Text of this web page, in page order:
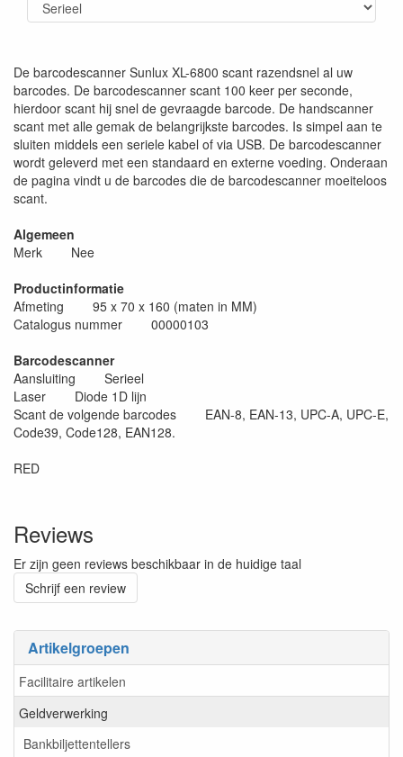
Artikelgroepen
Facilitaire artikelen
Geldverwerking
Bankbiljettentellers
De barcodescanner Sunlux XL-6800 scant razendsnel al uw
barcodes. De barcodescanner scant 100 keer per seconde,
hierdoor scant hij snel de gevraagde barcode. De handscanner
scant met alle gemak de belangrijkste barcodes. Is simpel aan te
sluiten middels een seriele kabel of via USB. De barcodescanner
wordt geleverd met een standaard en externe voeding. Onderaan
de pagina vindt u de barcodes die de barcodescanner moeiteloos
scant.
Algemeen
Merk Nee
Productinformatie
Afmeting 95 x 70 x 160 (maten in MM)
Catalogus nummer 00000103
Barcodescanner
Aansluiting Serieel
Laser Diode 1D lijn
Scant de volgende barcodes EAN-8, EAN-13, UPC-A, UPC-E,
Code39, Code128, EAN128.
RED
Reviews
Er zijn geen reviews beschikbaar in de huidige taal
Schrijf een review